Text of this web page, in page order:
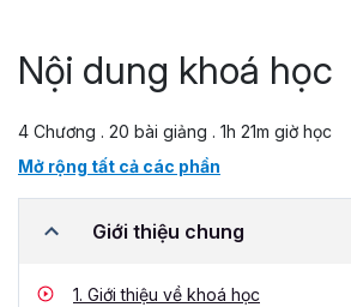
Nội dung khoá học
4 Chương . 20 bài giảng . 1h 21m giờ học
Mở rộng tất cả các phần
Giới thiệu chung
1. Giới thiệu về khoá học